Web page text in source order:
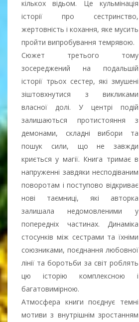
кількох відьом. Це кульмінація
історії про сестринство,
жертовність і кохання, яке мусить
пройти випробування темрявою.
Сюжет третього тому
зосереджений на подальшій
історії трьох сестер, які змушені
зіштовхнутися з викликами
власної долі. У центрі подій
залишаються протистояння з
демонами, складні вибори та
пошук сили, що не завжди
криється у магії. Книга тримає в
напруженні завдяки несподіваним
поворотам і поступово відкриває
нові таємниці, які авторка
залишала недомовленими у
попередніх частинах. Динаміка
стосунків між сестрами та їхніми
союзниками, поєднання любовної
лінії та боротьби за світ роблять
цю історію комплексною і
багатовимірною.
Атмосфера книги поєднує темні
мотиви з внутрішнім зростанням